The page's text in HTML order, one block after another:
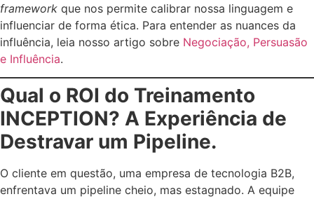
framework que nos permite calibrar nossa linguagem e
influenciar de forma ética. Para entender as nuances da
influência, leia nosso artigo sobre Negociação, Persuasão
e Influência.
Qual o ROI do Treinamento
INCEPTION? A Experiência de
Destravar um Pipeline.
O cliente em questão, uma empresa de tecnologia B2B,
enfrentava um pipeline cheio, mas estagnado. A equipe